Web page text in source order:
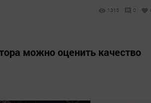
1315 0
можно оценить качество